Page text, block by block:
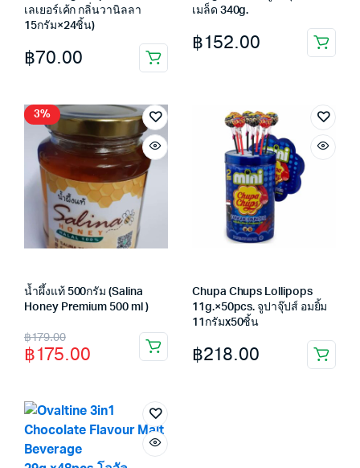
เลเยอร์เค้ก กลิ่นวานิลลา
15กรัม×24ชิ้น)
฿70.00
เมล็ด 340g.
฿152.00
3%
น้ำผึ้งแท้ 500กรัม (Salina
Honey Premium 500 ml )
฿179.00
Original
price
฿179.00.
฿175.00
Current
price
฿175.00.
Chupa Chups Lollipops
11g.×50pcs. จูปาจุ๊ปส์ อมยิ้ม
11กรัมx50ชิ้น
฿218.00